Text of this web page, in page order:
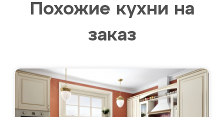
Похожие кухни на
заказ